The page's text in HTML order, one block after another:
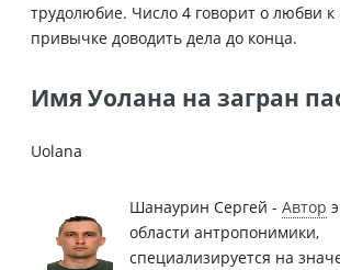
трудолюбие. Число 4 говорит о любви к
привычке доводить дела до конца.
Имя Уолана на загран
Uolana
Шанаурин Сергей - Автор
области антропонимики,
специализируется на